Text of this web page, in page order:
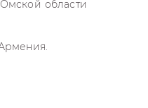
области